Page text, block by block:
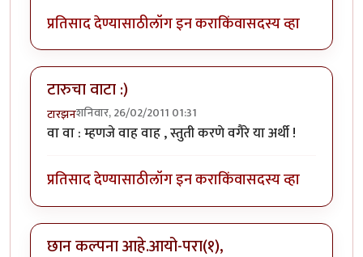
प्रतिसाद देण्यासाठीलॉग इन कराकिंवासदस्य व्हा
टारुचा वाटा :)
टारझनशनिवार, 26/02/2011 01:31
वा वा : म्हणजे वाह वाह , स्तुती करणे वगैरे या अर्थी !
प्रतिसाद देण्यासाठीलॉग इन कराकिंवासदस्य व्हा
छान कल्पना आहे.आयो-परा(१),